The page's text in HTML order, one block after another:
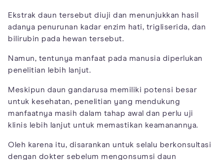
Ekstrak daun tersebut diuji dan menunjukkan hasil
adanya penurunan kadar enzim hati, trigliserida, dan
bilirubin pada hewan tersebut.
Namun, tentunya manfaat pada manusia diperlukan
penelitian lebih lanjut.
Meskipun daun gandarusa memiliki potensi besar
untuk kesehatan, penelitian yang mendukung
manfaatnya masih dalam tahap awal dan perlu uji
klinis lebih lanjut untuk memastikan keamanannya.
Oleh karena itu, disarankan untuk selalu berkonsultasi
dengan dokter sebelum mengonsumsi daun